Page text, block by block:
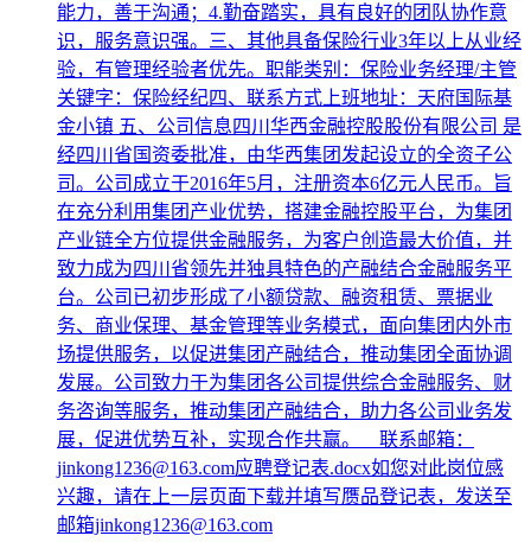
能力，善于沟通；4.勤奋踏实，具有良好的团队协作意
识，服务意识强。三、其他具备保险行业3年以上从业经
验，有管理经验者优先。职能类别：保险业务经理/主管
关键字：保险经纪四、联系方式上班地址：天府国际基
金小镇 五、公司信息四川华西金融控股股份有限公司 是
经四川省国资委批准，由华西集团发起设立的全资子公
司。公司成立于2016年5月，注册资本6亿元人民币。旨
在充分利用集团产业优势，搭建金融控股平台，为集团
产业链全方位提供金融服务，为客户创造最大价值，并
致力成为四川省领先并独具特色的产融结合金融服务平
台。公司已初步形成了小额贷款、融资租赁、票据业
务、商业保理、基金管理等业务模式，面向集团内外市
场提供服务，以促进集团产融结合，推动集团全面协调
发展。公司致力于为集团各公司提供综合金融服务、财
务咨询等服务，推动集团产融结合，助力各公司业务发
展，促进优势互补，实现合作共赢。 联系邮箱：
jinkong1236@163.com应聘登记表.docx如您对此岗位感
兴趣，请在上一层页面下载并填写赝品登记表，发送至
邮箱jinkong1236@163.com